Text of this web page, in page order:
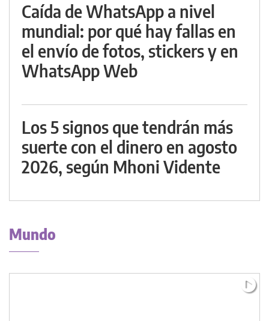
Caída de WhatsApp a nivel
mundial: por qué hay fallas en
el envío de fotos, stickers y en
WhatsApp Web
Los 5 signos que tendrán más
suerte con el dinero en agosto
2026, según Mhoni Vidente
Mundo